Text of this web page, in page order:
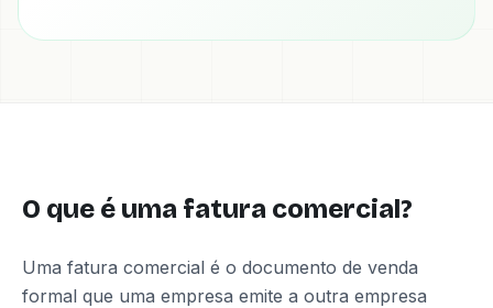
O que é uma fatura comercial?
Uma fatura comercial é o documento de venda
formal que uma empresa emite a outra empresa